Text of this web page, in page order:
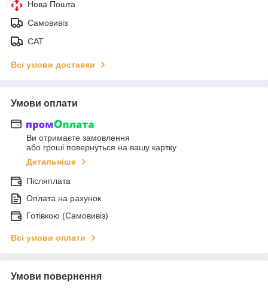
Нова Пошта
Самовивіз
САТ
Всі умови доставки
Умови оплати
Ви отримаєте замовлення
або гроші повернуться на вашу картку
Детальніше
Післяплата
Оплата на рахунок
Готівкою (Самовивіз)
Всі умови оплати
Умови повернення